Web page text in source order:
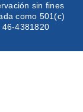
sin fines
como 501(c)
46-4381820